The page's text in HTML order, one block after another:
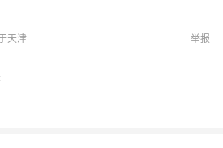
天津 举报